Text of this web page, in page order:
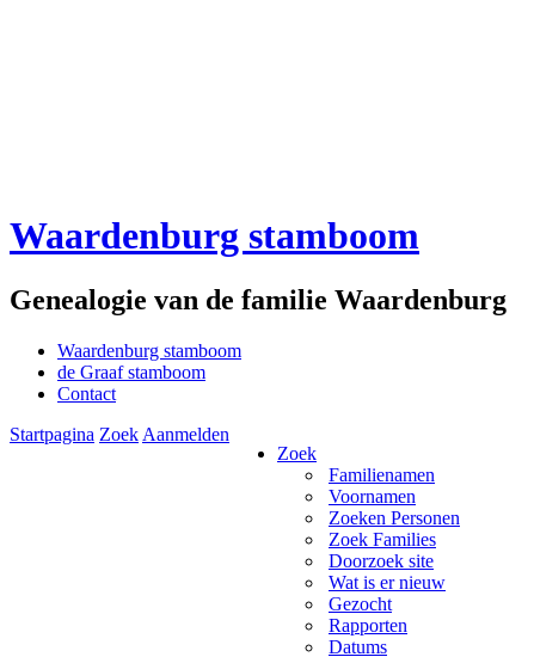
Waardenburg stamboom
Genealogie van de familie Waardenburg
Waardenburg stamboom
de Graaf stamboom
Contact
Startpagina Zoek Aanmelden
Zoek
Familienamen
Voornamen
Zoeken Personen
Zoek Families
Doorzoek site
Wat is er nieuw
Gezocht
Rapporten
Datums